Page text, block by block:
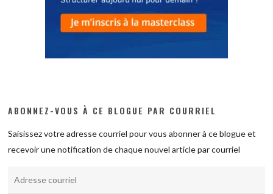
ABONNEZ-VOUS À CE BLOGUE PAR COURRIEL
Saisissez votre adresse courriel pour vous abonner à ce blogue et
recevoir une notification de chaque nouvel article par courriel